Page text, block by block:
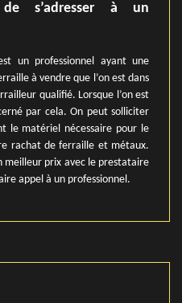
s’adresser à un
un professionnel ayant une
à vendre que l’on est dans
qualifié. Lorsque l’on est
par cela. On peut solliciter
le matériel nécessaire pour le
rachat de ferraille et métaux.
meilleur prix avec le prestataire
appel à un professionnel.